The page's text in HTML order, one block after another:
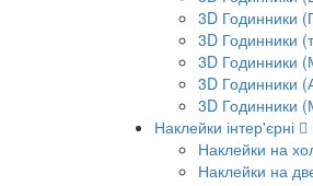
3D Годинники
3D Годинники
3D Годинники
3D Годинники
3D Годинники
Наклейки інтер'єрні
Наклейки на
Наклейки на